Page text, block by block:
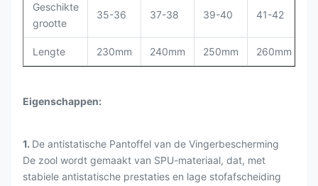
Geschikte
grootte
35-36 37-38 39-40 41-42
Lengte 230mm 240mm 250mm 260mm
Eigenschappen:
1. De antistatische Pantoffel van de Vingerbescherming
De zool wordt gemaakt van SPU-materiaal, dat, met
stabiele antistatische prestaties en lage stofafscheiding